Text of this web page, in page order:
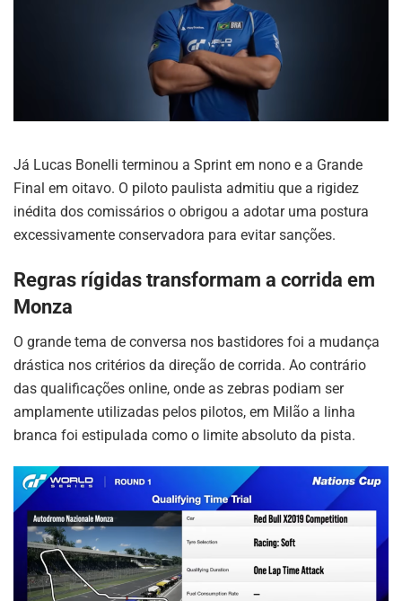
Já Lucas Bonelli terminou a Sprint em nono e a Grande
Final em oitavo. O piloto paulista admitiu que a rigidez
inédita dos comissários o obrigou a adotar uma postura
excessivamente conservadora para evitar sanções.
Regras rígidas transformam a corrida em
Monza
O grande tema de conversa nos bastidores foi a mudança
drástica nos critérios da direção de corrida. Ao contrário
das qualificações online, onde as zebras podiam ser
amplamente utilizadas pelos pilotos, em Milão a linha
branca foi estipulada como o limite absoluto da pista.